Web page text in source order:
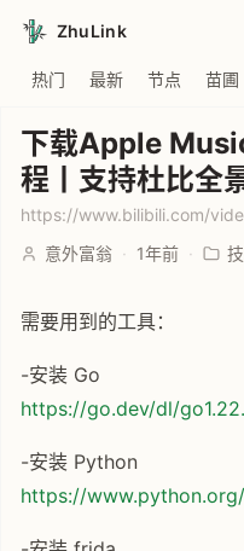
ZhuLink
热门 最新 节点 苗圃
下载Apple
程丨支持杜比全
意外富翁 · 1年前 ·
需要用到的工具：
-安装 Go
https://go.dev/dl/
-安装 Python
https://